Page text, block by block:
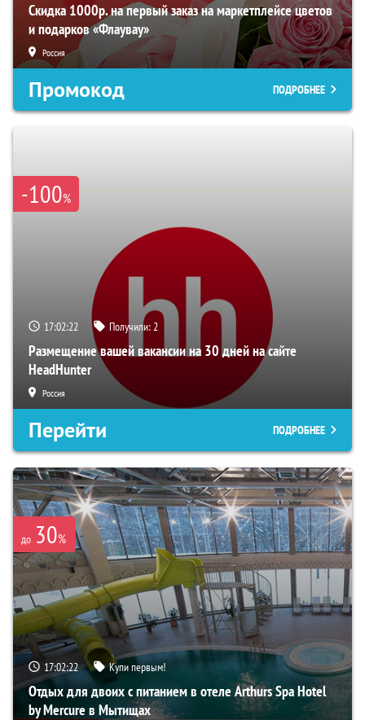
Скидка 1000р. на первый заказ на маркетплейсе цветов
и подарков «Флаувау»
Россия
Промокод ПОДРОБНЕЕ
-100%
17:02:21 Получили:2
Размещение вашей вакансии на 30 дней на сайте
HeadHunter
Россия
Перейти ПОДРОБНЕЕ
до 30%
17:02:21 Купи первым!
Отдых для двоих с питанием в отеле Arthurs Spa Hotel
by Mercure в Мытищах